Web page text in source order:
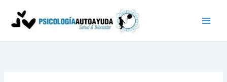
contenido